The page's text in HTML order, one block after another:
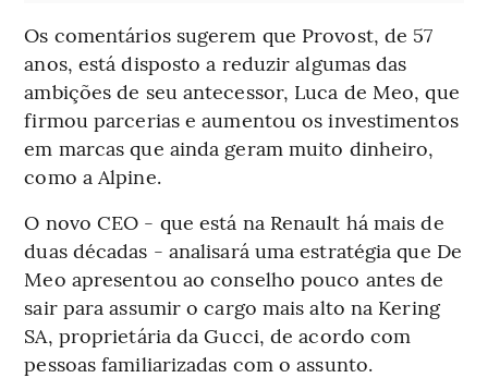
Os comentários sugerem que Provost, de 57
anos, está disposto a reduzir algumas das
ambições de seu antecessor, Luca de Meo, que
firmou parcerias e aumentou os investimentos
em marcas que ainda geram muito dinheiro,
como a Alpine.
O novo CEO - que está na Renault há mais de
duas décadas - analisará uma estratégia que De
Meo apresentou ao conselho pouco antes de
sair para assumir o cargo mais alto na Kering
SA, proprietária da Gucci, de acordo com
pessoas familiarizadas com o assunto.